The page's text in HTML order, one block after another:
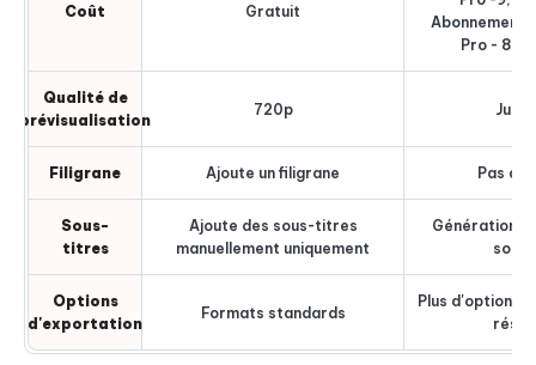
Coût Gratuit
Abonnement
Pro -
Qualité de
prévisualisation
720p
Filigrane Ajoute un filigrane Pas de
Sous-
titres
Ajoute des sous-titres
manuellement uniquement
Génération
Options
d'exportation
Formats standards
Plus d'options